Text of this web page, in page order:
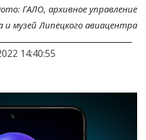
ГАЛО, архивное управление
и музей Липецкого авиацентра
14:40:55